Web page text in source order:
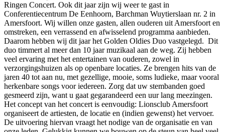
Ringen Concert. Ook dit jaar zijn wij weer te gast in
Conferentiecentrum De Eenhoorn, Barchman Wuytierslaan nr. 2 in
Amersfoort. Wij willen onze gasten, allen ouderen uit Amersfoort en
omstreken, een verrassend en afwisselend programma aanbieden.
Daarom hebben wij dit jaar het Golden Oldies Duo vastgelegd. Dit
duo timmert al meer dan 10 jaar muzikaal aan de weg. Zij hebben
veel ervaring met het entertainen van ouderen, zowel in
verzorgingshuizen als op openbare locaties. Ze brengen hits van de
jaren 40 tot aan nu, met gezellige, mooie, soms ludieke, maar vooral
herkenbare songs voor iedereen. Zorg dat uw stembanden goed
gesmeerd zijn, want u gaat gegarandeerd een uur lang meezingen.
Het concept van het concert is eenvoudig: Lionsclub Amersfoort
organiseert de artiesten, de locatie en (indien gewenst) het vervoer.
De uitvoering hiervan vraagt het nodige van de organisatie en van